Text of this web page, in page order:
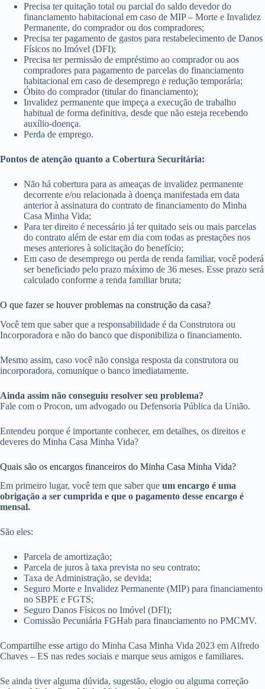
Precisa ter quitação total ou parcial do saldo devedor do
financiamento habitacional em caso de MIP – Morte e Invalidez
Permanente, do comprador ou dos compradores;
Precisa ter pagamento de gastos para restabelecimento de Danos
Físicos no Imóvel (DFI);
Precisa ter permissão de empréstimo ao comprador ou aos
compradores para pagamento de parcelas do financiamento
habitacional em caso de desemprego e redução temporária;
Óbito do comprador (titular do financiamento);
Invalidez permanente que impeça a execução de trabalho
habitual de forma definitiva, desde que não esteja recebendo
auxílio-doença.
Perda de emprego.
Pontos de atenção quanto a Cobertura Securitária:
Não há cobertura para as ameaças de invalidez permanente
decorrente e/ou relacionada à doença manifestada em data
anterior à assinatura do contrato de financiamento do Minha
Casa Minha Vida;
Para ter direito é necessário já ter quitado seis ou mais parcelas
do contrato além de estar em dia com todas as prestações nos
meses anteriores à solicitação do benefício;
Em caso de desemprego ou perda de renda familiar, você poderá
ser beneficiado pelo prazo máximo de 36 meses. Esse prazo será
calculado conforme a renda familiar bruta;
O que fazer se houver problemas na construção da casa?
Você tem que saber que a responsabilidade é da Construtora ou
Incorporadora e não do banco que disponibiliza o financiamento.
Mesmo assim, caso você não consiga resposta da construtora ou
incorporadora, comunique o banco imediatamente.
Ainda assim não conseguiu resolver seu problema?
Fale com o Procon, um advogado ou Defensoria Pública da União.
Entendeu porque é importante conhecer, em detalhes, os direitos e
deveres do Minha Casa Minha Vida?
Quais são os encargos financeiros do Minha Casa Minha Vida?
Em primeiro lugar, você tem que saber que um encargo é uma
obrigação a ser cumprida e que o pagamento desse encargo é
mensal.
São eles:
Parcela de amortização;
Parcela de juros à taxa prevista no seu contrato;
Taxa de Administração, se devida;
Seguro Morte e Invalidez Permanente (MIP) para financiamento
no SBPE e FGTS;
Seguro Danos Físicos no Imóvel (DFI);
Comissão Pecuniária FGHab para financiamento no PMCMV.
Compartilhe esse artigo do Minha Casa Minha Vida 2023 em Alfredo
Chaves – ES nas redes sociais e marque seus amigos e familiares.
Se ainda tiver alguma dúvida, sugestão, elogio ou alguma correção